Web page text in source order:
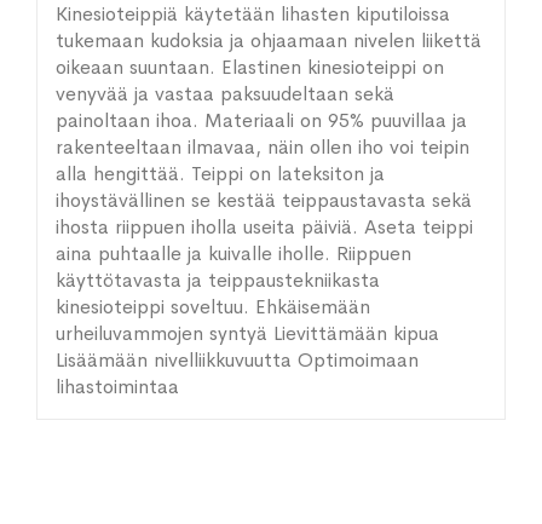
Kinesioteippiä käytetään lihasten kiputiloissa
tukemaan kudoksia ja ohjaamaan nivelen liikettä
oikeaan suuntaan. Elastinen kinesioteippi on
venyvää ja vastaa paksuudeltaan sekä
painoltaan ihoa. Materiaali on 95% puuvillaa ja
rakenteeltaan ilmavaa, näin ollen iho voi teipin
alla hengittää. Teippi on lateksiton ja
ihoystävällinen se kestää teippaustavasta sekä
ihosta riippuen iholla useita päiviä. Aseta teippi
aina puhtaalle ja kuivalle iholle. Riippuen
käyttötavasta ja teippaustekniikasta
kinesioteippi soveltuu. Ehkäisemään
urheiluvammojen syntyä Lievittämään kipua
Lisäämään nivelliikkuvuutta Optimoimaan
lihastoimintaa